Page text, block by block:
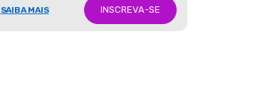
SAIBA MAIS INSCREVA-SE